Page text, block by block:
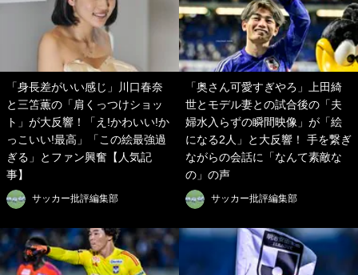
「身長差がいい感じ」川口春奈
と三笘薫の「肩くっつけショッ
ト」が大反響！「え!かわいい!か
っこいい!最高」「この絵最強過
ぎる」とファン興奮【人気記
事】
サッカー批評編集部
「奥さん可愛すぎやろ」上田綺
世とモデル妻との試合後の「夫
婦水入らずの瞬間映像」が「絵
になる2人」と大反響！ 手を繋ぎ
ながらの会話に「なんて素敵な
の」の声
サッカー批評編集部